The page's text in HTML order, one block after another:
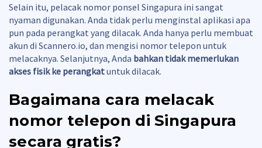
Selain itu, pelacak nomor ponsel Singapura ini sangat
nyaman digunakan. Anda tidak perlu menginstal aplikasi apa
pun pada perangkat yang dilacak. Anda hanya perlu membuat
akun di Scannero.io, dan mengisi nomor telepon untuk
melacaknya. Selanjutnya, Anda bahkan tidak memerlukan
akses fisik ke perangkatuntuk dilacak.
Bagaimana cara melacak
nomor telepon di Singapura
secara gratis?